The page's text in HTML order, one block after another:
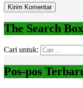
The Search Box
Cari untuk:
Pos-pos